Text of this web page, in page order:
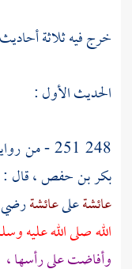
خرج فيه ثلاثة
الحديث الأول :
248 251 - من رواية :
بكر بن حفص ،
عائشةعلىعائشةرضي
الله صلى الله عليه
وأفاضت على رأسها ،